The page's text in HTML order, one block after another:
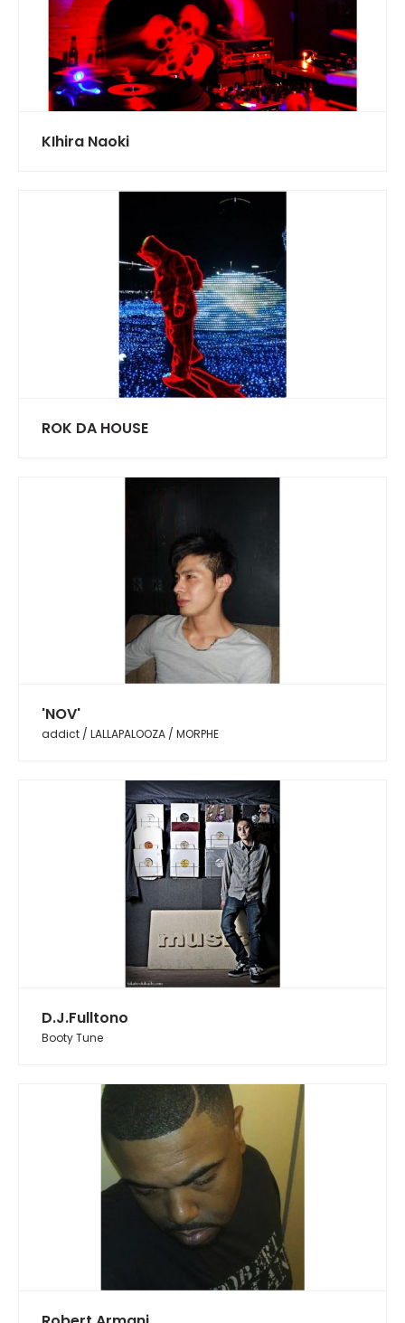
KIhira Naoki
ROK DA HOUSE
'NOV'
addict / LALLAPALOOZA / MORPHE
D.J.Fulltono
Booty Tune